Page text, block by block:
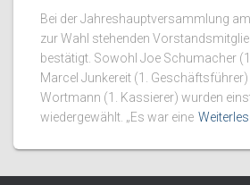
Bei der Jahreshauptversammlung
zur Wahl stehenden
bestätigt. Sowohl Joe Schumacher
Marcel Junkereit (1.
Wortmann (1. Kassierer) wurden
wiedergewählt. „Es war eine